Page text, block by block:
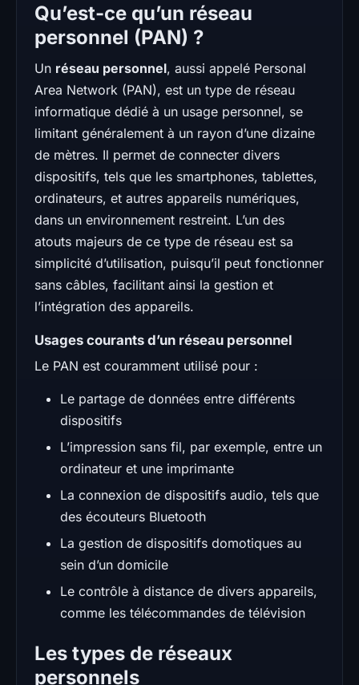
Qu’est-ce qu’un réseau
personnel (PAN) ?
Un réseau personnel, aussi appelé Personal
Area Network (PAN), est un type de réseau
informatique dédié à un usage personnel, se
limitant généralement à un rayon d’une dizaine
de mètres. Il permet de connecter divers
dispositifs, tels que les smartphones, tablettes,
ordinateurs, et autres appareils numériques,
dans un environnement restreint. L’un des
atouts majeurs de ce type de réseau est sa
simplicité d’utilisation, puisqu’il peut fonctionner
sans câbles, facilitant ainsi la gestion et
l’intégration des appareils.
Usages courants d’un réseau personnel
Le PAN est couramment utilisé pour :
Le partage de données entre différents
dispositifs
L’impression sans fil, par exemple, entre un
ordinateur et une imprimante
La connexion de dispositifs audio, tels que
des écouteurs Bluetooth
La gestion de dispositifs domotiques au
sein d’un domicile
Le contrôle à distance de divers appareils,
comme les télécommandes de télévision
Les types de réseaux
personnels